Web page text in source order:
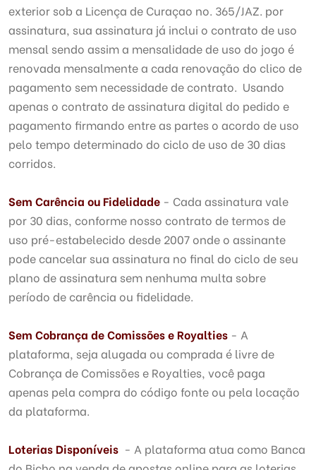
exterior sob a Licença de Curaçao no. 365/JAZ. por
assinatura, sua assinatura já inclui o contrato de uso
mensal sendo assim a mensalidade de uso do jogo é
renovada mensalmente a cada renovação do clico de
pagamento sem necessidade de contrato. Usando
apenas o contrato de assinatura digital do pedido e
pagamento firmando entre as partes o acordo de uso
pelo tempo determinado do ciclo de uso de 30 dias
corridos.
Sem Carência ou Fidelidade - Cada assinatura vale
por 30 dias, conforme nosso contrato de termos de
uso pré-estabelecido desde 2007 onde o assinante
pode cancelar sua assinatura no final do ciclo de seu
plano de assinatura sem nenhuma multa sobre
período de carência ou fidelidade.
Sem Cobrança de Comissões e Royalties - A
plataforma, seja alugada ou comprada é livre de
Cobrança de Comissões e Royalties, você paga
apenas pela compra do código fonte ou pela locação
da plataforma.
Loterias Disponíveis - A plataforma atua como Banca